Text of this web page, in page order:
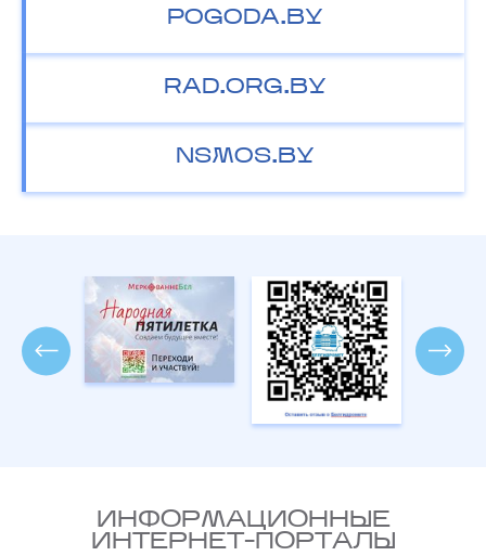
POGODA.BY
RAD.ORG.BY
NSMOS.BY
ИНФОРМАЦИОННЫЕ
ИНТЕРНЕТ-ПОРТАЛЫ